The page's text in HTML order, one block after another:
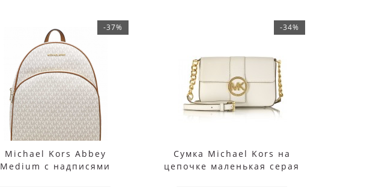
-37%
Michael Kors Abbey
Medium с надписями
-34%
Сумка Michael Kors на
цепочке маленькая серая